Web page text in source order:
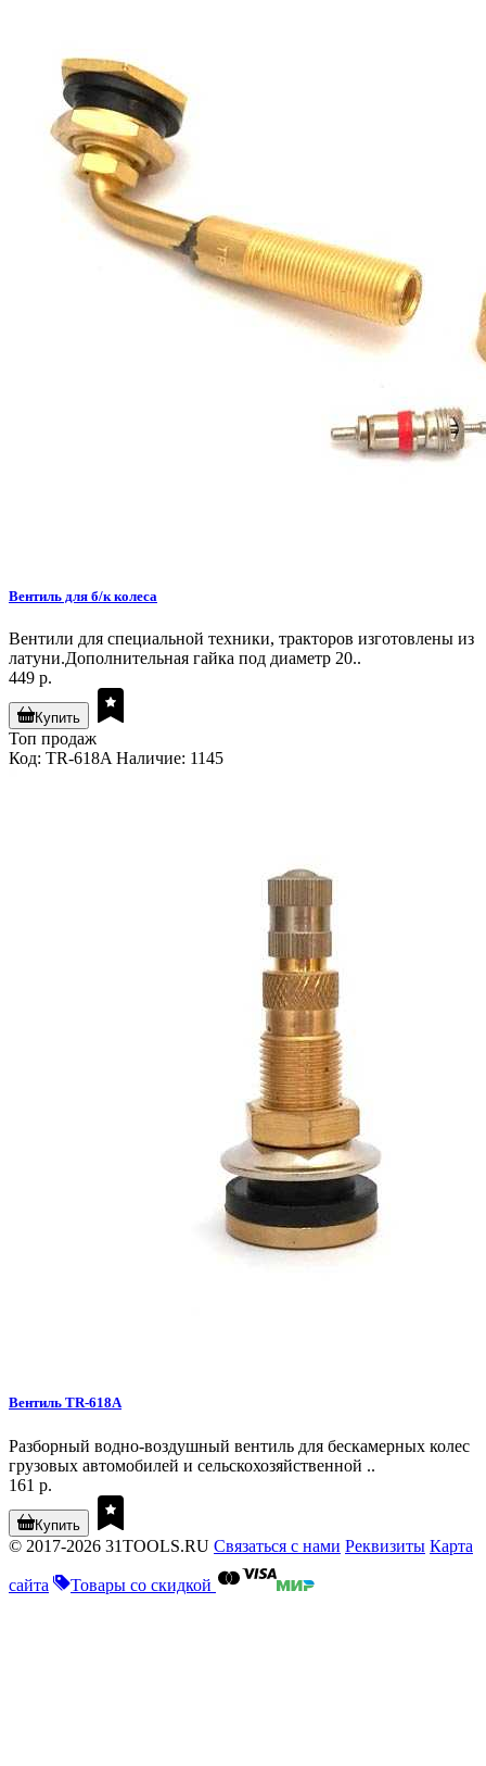
Вентиль для б/к колеса
Вентили для специальной техники, тракторов изготовлены из
латуни.Дополнительная гайка под диаметр 20..
449 р.
Купить
Топ продаж
Код: TR-618A Наличие: 1145
Вентиль TR-618A
Разборный водно-воздушный вентиль для бескамерных колес
грузовых автомобилей и сельскохозяйственной ..
161 р.
Купить
© 2017-2026 31TOOLS.RU Связаться с нами Реквизиты Карта
сайта Товары со скидкой